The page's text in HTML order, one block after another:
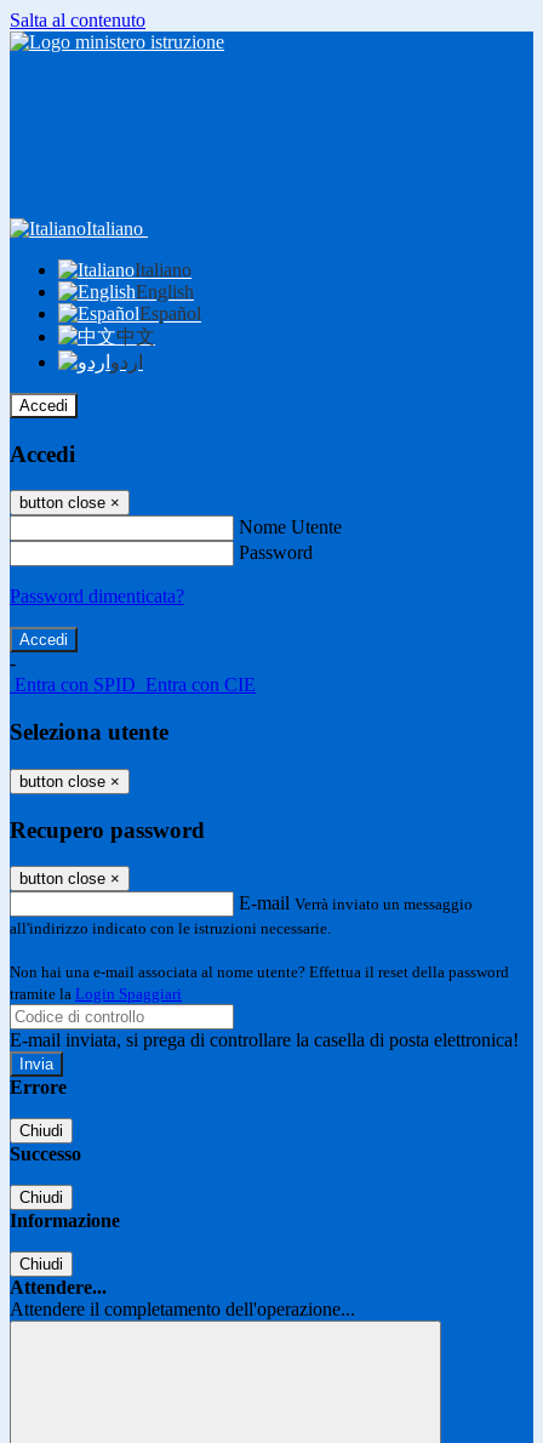
Salta al contenuto
Italiano
Italiano
English
Español
中文
اردو
Accedi
Accedi
button close ×
Nome Utente
Password
Password dimenticata?
-
Entra con SPID Entra con CIE
Seleziona utente
button close ×
Recupero password
button close ×
E-mail Verrà inviato un messaggio
all'indirizzo indicato con le istruzioni necessarie.
Non hai una e-mail associata al nome utente? Effettua il reset della password
tramite la Login Spaggiari
E-mail inviata, si prega di controllare la casella di posta elettronica!
Errore
Chiudi
Successo
Chiudi
Informazione
Chiudi
Attendere...
Attendere il completamento dell'operazione...